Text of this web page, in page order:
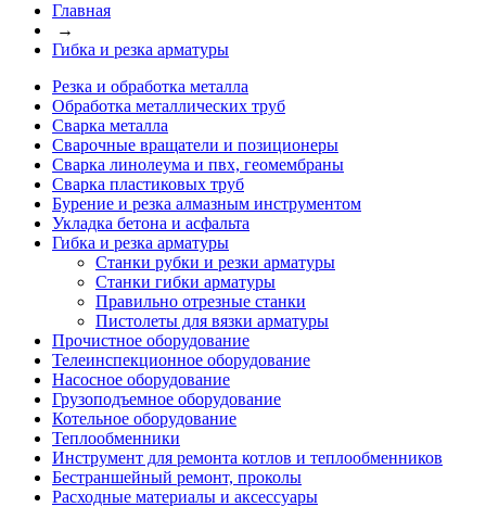
Главная
→
Гибка и резка арматуры
Резка и обработка металла
Обработка металлических труб
Сварка металла
Сварочные вращатели и позиционеры
Сварка линолеума и пвх, геомембраны
Сварка пластиковых труб
Бурение и резка алмазным инструментом
Укладка бетона и асфальта
Гибка и резка арматуры
Станки рубки и резки арматуры
Станки гибки арматуры
Правильно отрезные станки
Пистолеты для вязки арматуры
Прочистное оборудование
Телеинспекционное оборудование
Насосное оборудование
Грузоподъемное оборудование
Котельное оборудование
Теплообменники
Инструмент для ремонта котлов и теплообменников
Бестраншейный ремонт, проколы
Расходные материалы и аксессуары